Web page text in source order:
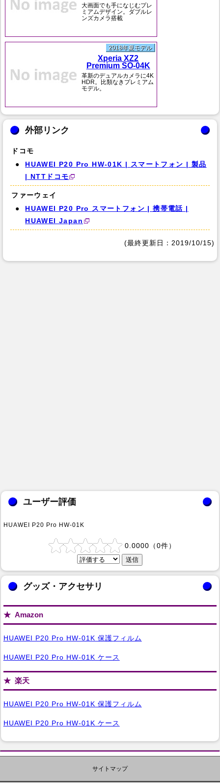
大画面でも手になじむプレ
ミアムデザイン。ダブルレ
ンズカメラ搭載
2018年夏モデル
Xperia XZ2
Premium SO-04K
革新のデュアルカメラに4K
HDR。比類なきプレミアム
モデル。
外部リンク
ドコモ
HUAWEI P20 Pro HW-01K | スマートフォン | 製品
| NTTドコモ
ファーウェイ
HUAWEI P20 Pro スマートフォン | 携帯電話 |
HUAWEI Japan
(最終更新日：2019/10/15)
ユーザー評価
HUAWEI P20 Pro HW-01K
0.0000 （0件）
グッズ・アクセサリ
Amazon
HUAWEI P20 Pro HW-01K 保護フィルム
HUAWEI P20 Pro HW-01K ケース
楽天
HUAWEI P20 Pro HW-01K 保護フィルム
HUAWEI P20 Pro HW-01K ケース
サイトマップ